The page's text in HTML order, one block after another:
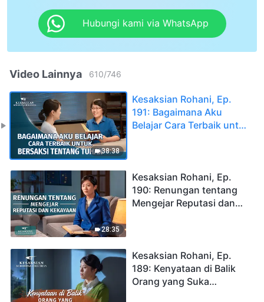
Hubungi kami via WhatsApp
Video Lainnya 610/746
38:38
Kesaksian Rohani, Ep.
191: Bagaimana Aku
Belajar Cara Terbaik untuk
28:35
Kesaksian Rohani, Ep.
190: Renungan tentang
Mengejar Reputasi dan
Kesaksian Rohani, Ep.
189: Kenyataan di Balik
Orang yang Suka